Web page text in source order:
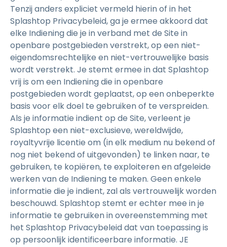
Tenzij anders expliciet vermeld hierin of in het
Splashtop Privacybeleid, ga je ermee akkoord dat
elke Indiening die je in verband met de Site in
openbare postgebieden verstrekt, op een niet-
eigendomsrechtelijke en niet-vertrouwelijke basis
wordt verstrekt. Je stemt ermee in dat Splashtop
vrij is om een Indiening die in openbare
postgebieden wordt geplaatst, op een onbeperkte
basis voor elk doel te gebruiken of te verspreiden.
Als je informatie indient op de Site, verleent je
Splashtop een niet-exclusieve, wereldwijde,
royaltyvrije licentie om (in elk medium nu bekend of
nog niet bekend of uitgevonden) te linken naar, te
gebruiken, te kopiëren, te exploiteren en afgeleide
werken van de Indiening te maken. Geen enkele
informatie die je indient, zal als vertrouwelijk worden
beschouwd. Splashtop stemt er echter mee in je
informatie te gebruiken in overeenstemming met
het Splashtop Privacybeleid dat van toepassing is
op persoonlijk identificeerbare informatie. JE